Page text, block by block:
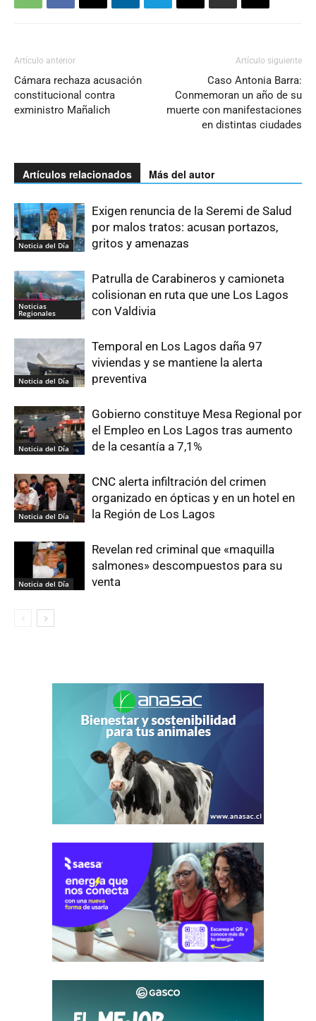
Artículo anterior
Cámara rechaza acusación
constitucional contra
exministro Mañalich
Artículo siguiente
Caso Antonia Barra:
Conmemoran un año de su
muerte con manifestaciones
en distintas ciudades
Artículos relacionados Más del autor
Noticia del Día
Exigen renuncia de la Seremi de Salud
por malos tratos: acusan portazos,
gritos y amenazas
Noticias
Regionales
Patrulla de Carabineros y camioneta
colisionan en ruta que une Los Lagos
con Valdivia
Noticia del Día
Temporal en Los Lagos daña 97
viviendas y se mantiene la alerta
preventiva
Noticia del Día
Gobierno constituye Mesa Regional por
el Empleo en Los Lagos tras aumento
de la cesantía a 7,1%
Noticia del Día
CNC alerta infiltración del crimen
organizado en ópticas y en un hotel en
la Región de Los Lagos
Noticia del Día
Revelan red criminal que «maquilla
salmones» descompuestos para su
venta